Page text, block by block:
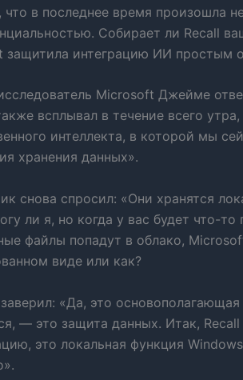
что в последнее время произошла
Собирает ли Recall
защитила интеграцию ИИ простым
Microsoft Джейме
всплывал в течение всего
интеллекта, в которой мы
хранения данных».
снова спросил: «Они хранятся
ли я, но когда у вас будет что-
файлы попадут в облако,
виде или как?
«Да, это
— это защита данных. Итак,
это локальная функция